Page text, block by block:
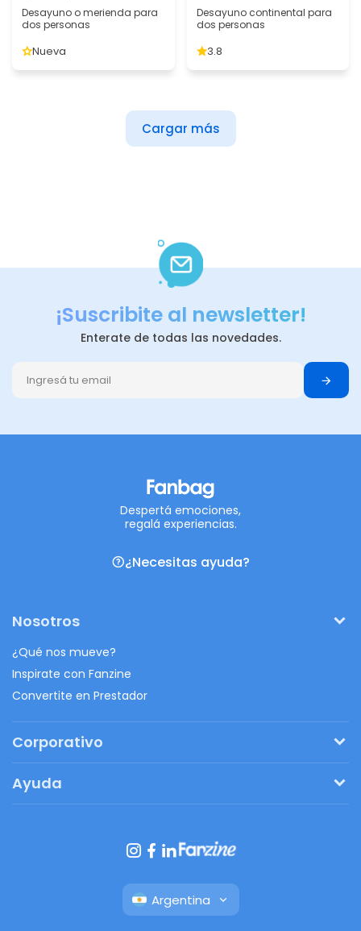
Desayuno o merienda para
dos personas
Nueva
Desayuno continental para
dos personas
3.8
Cargar más
¡Suscribite al newsletter!
Enterate de todas las novedades.
Despertá emociones,
regalá experiencias.
¿Necesitas ayuda?
Nosotros
¿Qué nos mueve?
Inspirate con Fanzine
Convertite en Prestador
Corporativo
Regalos originales
Ayuda
Botón de arrepentimiento
Argentina